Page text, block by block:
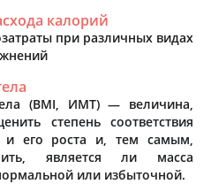
калорий
при различных видах
(BMI, ИМТ) — величина,
степень соответствия
и его роста и, тем самым,
является ли масса
или избыточной.